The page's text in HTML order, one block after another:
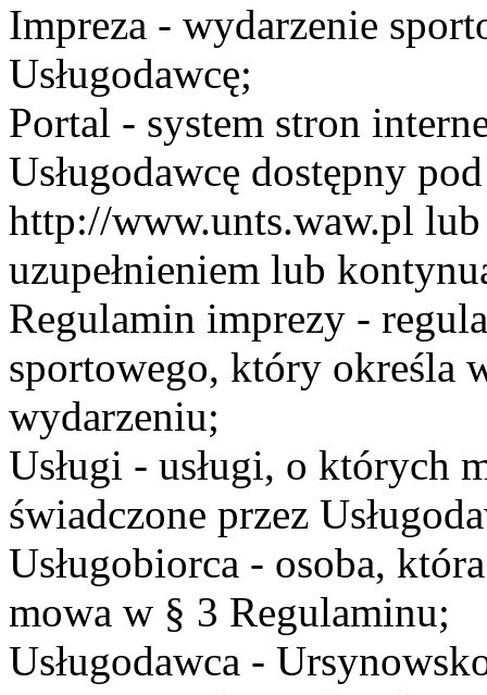
Impreza - wydarzenie
Usługodawcę;
Portal - system stron
Usługodawcę dostępny
http://www.unts.waw.pl lub
uzupełnieniem lub
Regulamin imprezy -
sportowego, który określa
wydarzeniu;
Usługi - usługi, o których
świadczone przez
Usługobiorca - osoba,
mowa w § 3 Regulaminu;
Usługodawca -